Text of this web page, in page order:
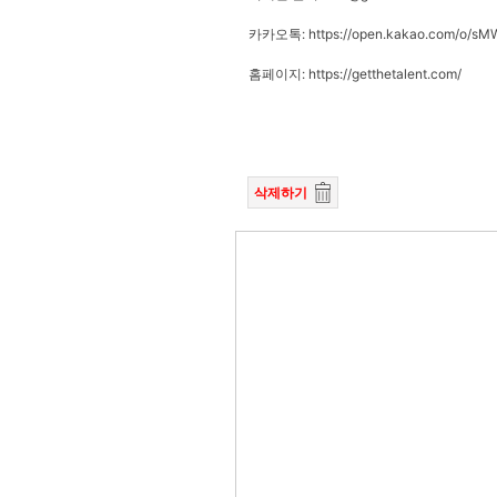
카카오톡: https://open.kakao.com/o/
홈페이지: https://getthetalent.com/
삭제하기